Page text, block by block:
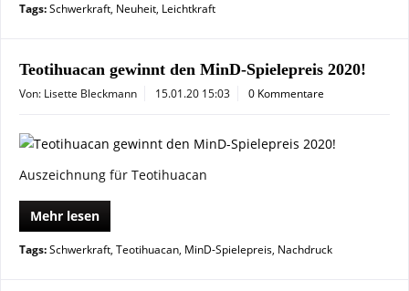
Tags:Schwerkraft, Neuheit, Leichtkraft
Teotihuacan gewinnt den MinD-Spielepreis 2020!
Von: Lisette Bleckmann 15.01.20 15:03 0 Kommentare
Auszeichnung für Teotihuacan
Mehr lesen
Tags:Schwerkraft, Teotihuacan, MinD-Spielepreis, Nachdruck